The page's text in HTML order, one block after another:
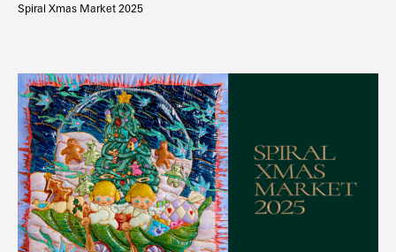
Spiral Xmas Market 2025